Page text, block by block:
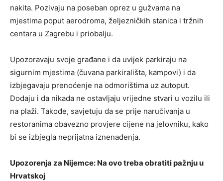
nakita. Pozivaju na poseban oprez u gužvama na
mjestima poput aerodroma, željezničkih stanica i tržnih
centara u Zagrebu i priobalju.
Upozoravaju svoje građane i da uvijek parkiraju na
sigurnim mjestima (čuvana parkirališta, kampovi) i da
izbjegavaju prenoćenje na odmorištima uz autoput.
Dodaju i da nikada ne ostavljaju vrijedne stvari u vozilu ili
na plaži. Takođe, savjetuju da se prije naručivanja u
restoranima obavezno provjere cijene na jelovniku, kako
bi se izbjegla neprijatna iznenađenja.
Upozorenja za Nijemce: Na ovo treba obratiti pažnju u
Hrvatskoj